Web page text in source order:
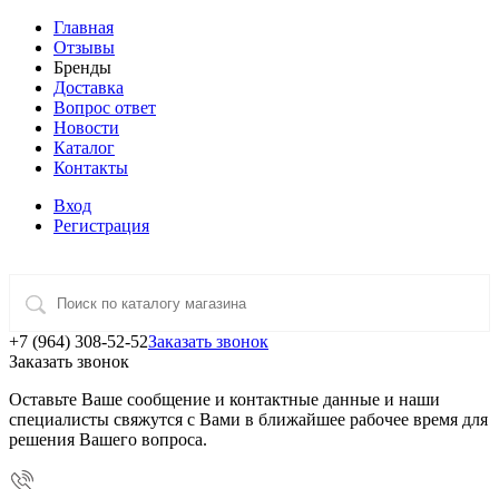
Главная
Отзывы
Бренды
Доставка
Вопрос ответ
Новости
Каталог
Контакты
Вход
Регистрация
+7 (964) 308-52-52Заказать звонок
Заказать звонок
Оставьте Ваше сообщение и контактные данные и наши
специалисты свяжутся с Вами в ближайшее рабочее время для
решения Вашего вопроса.